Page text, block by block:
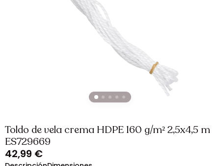
Toldo de vela crema HDPE 160 g/m² 2,5x4,5 m
ES729669
42,99 €